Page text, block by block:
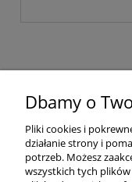
Dbamy o
Pliki cookies i
działanie strony i
potrzeb. Możesz
wszystkich tych